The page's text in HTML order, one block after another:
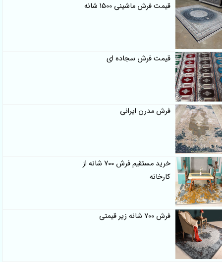
قیمت فرش ماشینی 1500 شانه
قیمت فرش سجاده ای
فرش مدرن ایرانی
خرید مستقیم فرش 700 شانه از
کارخانه
فرش 700 شانه زیر قیمتی